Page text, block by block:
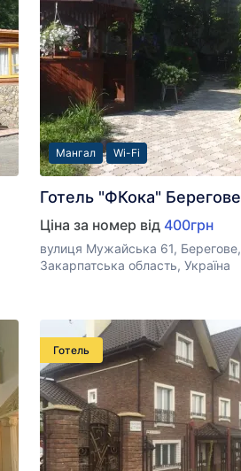
Мангал Wi-Fi
Готель "ФКока" Берегове
Ціна за номер від 400грн
вулиця Мужайська 61, Берегове,
Закарпатська область, Україна
Готель